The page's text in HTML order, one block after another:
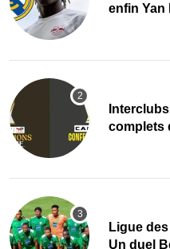
enfin Yan
complets
Ligue
Un duel